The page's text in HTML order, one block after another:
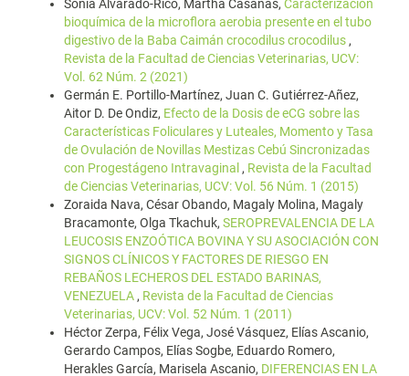
Sonia Alvarado-Rico, Martha Casañas, Caracterización
bioquímica de la microflora aerobia presente en el tubo
digestivo de la Baba Caimán crocodilus crocodilus ,
Revista de la Facultad de Ciencias Veterinarias, UCV:
Vol. 62 Núm. 2 (2021)
Germán E. Portillo-Martínez, Juan C. Gutiérrez-Añez,
Aitor D. De Ondiz, Efecto de la Dosis de eCG sobre las
Características Foliculares y Luteales, Momento y Tasa
de Ovulación de Novillas Mestizas Cebú Sincronizadas
con Progestágeno Intravaginal , Revista de la Facultad
de Ciencias Veterinarias, UCV: Vol. 56 Núm. 1 (2015)
Zoraida Nava, César Obando, Magaly Molina, Magaly
Bracamonte, Olga Tkachuk, SEROPREVALENCIA DE LA
LEUCOSIS ENZOÓTICA BOVINA Y SU ASOCIACIÓN CON
SIGNOS CLÍNICOS Y FACTORES DE RIESGO EN
REBAÑOS LECHEROS DEL ESTADO BARINAS,
VENEZUELA , Revista de la Facultad de Ciencias
Veterinarias, UCV: Vol. 52 Núm. 1 (2011)
Héctor Zerpa, Félix Vega, José Vásquez, Elías Ascanio,
Gerardo Campos, Elías Sogbe, Eduardo Romero,
Herakles García, Marisela Ascanio, DIFERENCIAS EN LA